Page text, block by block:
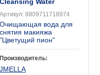
Артикул:8809711718974
Очищающая вода для
снятия макияжа
"Цветущий пион"
Производитель:
JMELLA